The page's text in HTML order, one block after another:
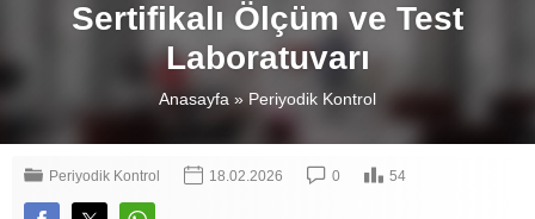
Sertifikalı Ölçüm ve Test
Laboratuvarı
Anasayfa » Periyodik Kontrol
Periyodik Kontrol 18.02.2026 0 54